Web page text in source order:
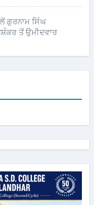
ਗੁਰਨਾਮ ਸਿੰਘ
ਤੋਂ ਉਮੀਦਵਾਰ